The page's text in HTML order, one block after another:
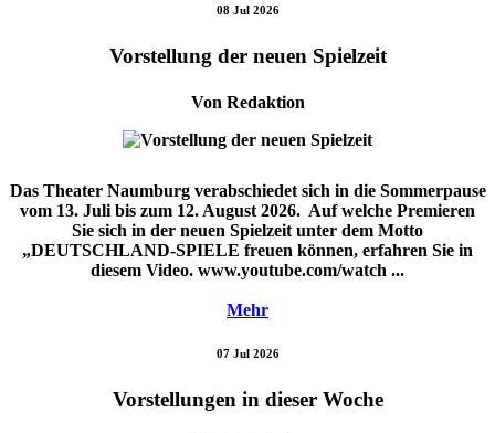
08 Jul 2026
Vorstellung der neuen Spielzeit
Von Redaktion
Das Theater Naumburg verabschiedet sich in die Sommerpause
vom 13. Juli bis zum 12. August 2026. Auf welche Premieren
Sie sich in der neuen Spielzeit unter dem Motto
„DEUTSCHLAND-SPIELE freuen können, erfahren Sie in
diesem Video. www.youtube.com/watch ...
Mehr
07 Jul 2026
Vorstellungen in dieser Woche